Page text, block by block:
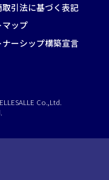
引法に基づく表記
ップ
ーシップ構築宣言
Co.,Ltd.
ットする